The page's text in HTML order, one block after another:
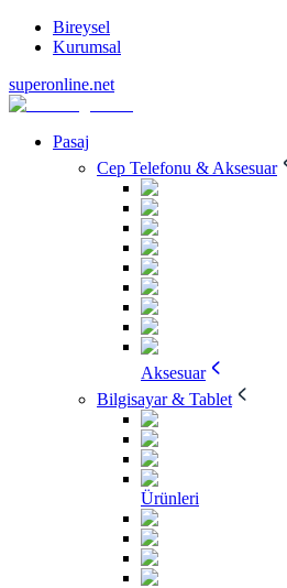
Bireysel
Kurumsal
superonline.net
Pasaj
Cep Telefonu & Aksesuar
Aksesuar
Bilgisayar & Tablet
Ürünleri